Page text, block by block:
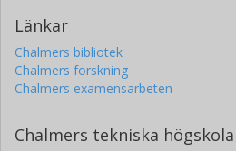
Länkar
Chalmers bibliotek
Chalmers forskning
Chalmers examensarbeten
Chalmers tekniska högskola